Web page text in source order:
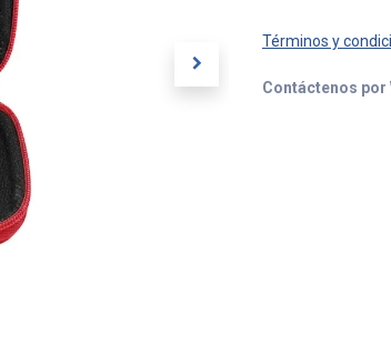
Términos y
Contáctenos por